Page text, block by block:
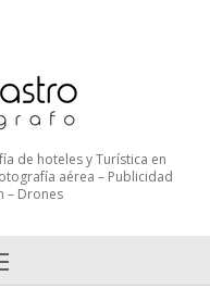
de hoteles y Turística en
aérea – Publicidad
– Drones